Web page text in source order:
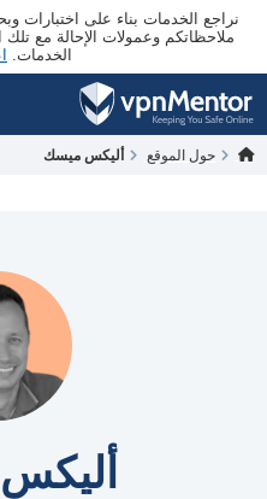
نراجع الخدمات بناء على اختبارات
ملاحظاتكم وعمولات الإحالة مع
الخدمات.
حول الموقع أليكس ميسك